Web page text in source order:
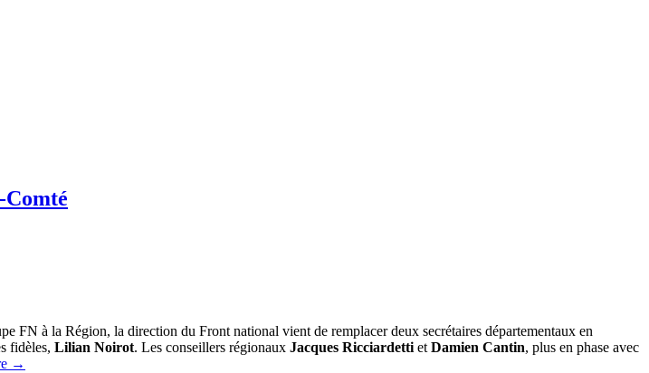
FN à la Région, la direction du Front national vient de remplacer deux secrétaires départementaux en
fidèles, Lilian Noirot. Les conseillers régionaux Jacques Ricciardetti et Damien Cantin, plus en phase avec
→